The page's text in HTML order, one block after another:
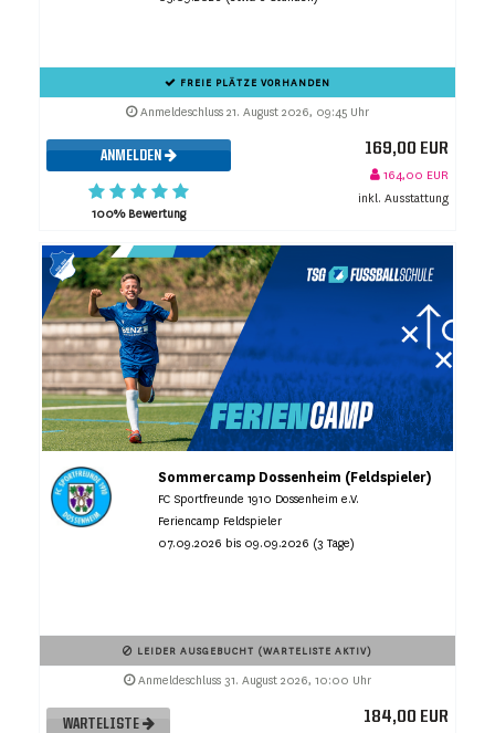
FREIE PLÄTZE VORHANDEN
Anmeldeschluss 21. August 2026, 09:45 Uhr
ANMELDEN
100% Bewertung
169,00 EUR
164,00 EUR
inkl. Ausstattung
Sommercamp Dossenheim (Feldspieler)
FC Sportfreunde 1910 Dossenheim e.V.
Feriencamp Feldspieler
07.09.2026 bis 09.09.2026 (3 Tage)
LEIDER AUSGEBUCHT (WARTELISTE AKTIV)
Anmeldeschluss 31. August 2026, 10:00 Uhr
WARTELISTE 184,00 EUR